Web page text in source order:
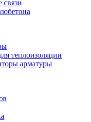
связи
теплоизоляции
арматуры